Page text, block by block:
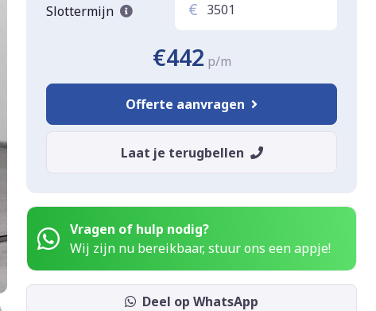
Slottermijn €
€442 p/m
Offerte aanvragen
Laat je terugbellen
Vragen of hulp nodig?
Wij zijn nu bereikbaar, stuur ons een appje!
Deel op WhatsApp